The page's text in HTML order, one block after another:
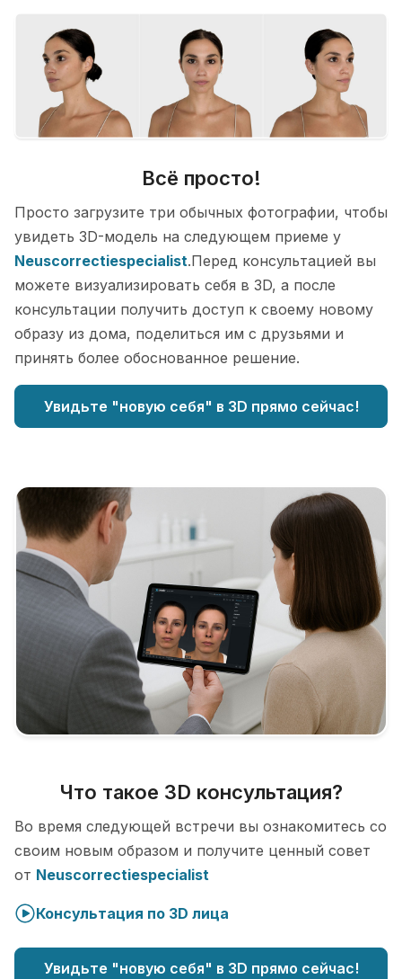
Всё просто!
Просто загрузите три обычных фотографии, чтобы
увидеть 3D-модель на следующем приеме у
Neuscorrectiespecialist.Перед консультацией вы
можете визуализировать себя в 3D, а после
консультации получить доступ к своему новому
образу из дома, поделиться им с друзьями и
принять более обоснованное решение.
Увидьте "новую себя" в 3D прямо сейчас!
Что такое 3D консультация?
Во время следующей встречи вы ознакомитесь со
своим новым образом и получите ценный совет
от Neuscorrectiespecialist
Консультация по 3D лица
Увидьте "новую себя" в 3D прямо сейчас!